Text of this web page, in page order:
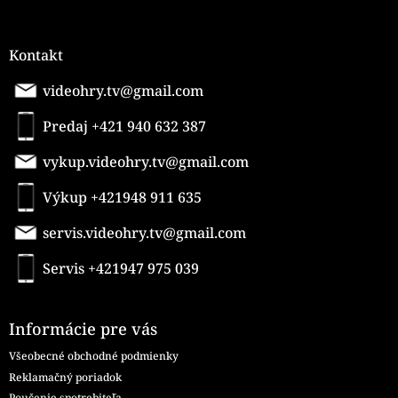
Kontakt
videohry.tv@gmail.com
Predaj +421 940 632 387
vykup.videohry.tv@gmail.com
Výkup +421948 911 635
servis.videohry.tv@gmail.com
Servis +421947 975 039
Informácie pre vás
Všeobecné obchodné podmienky
Reklamačný poriadok